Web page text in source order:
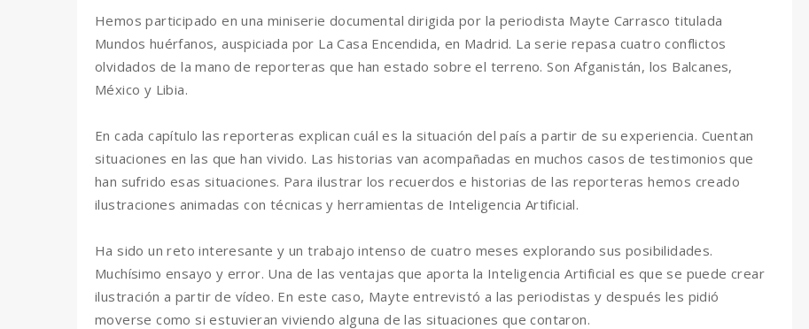
Hemos participado en una miniserie documental dirigida por la periodista Mayte Carrasco titulada
Mundos huérfanos, auspiciada por La Casa Encendida, en Madrid. La serie repasa cuatro conflictos
olvidados de la mano de reporteras que han estado sobre el terreno. Son Afganistán, los Balcanes,
México y Libia.
En cada capítulo las reporteras explican cuál es la situación del país a partir de su experiencia. Cuentan
situaciones en las que han vivido. Las historias van acompañadas en muchos casos de testimonios que
han sufrido esas situaciones. Para ilustrar los recuerdos e historias de las reporteras hemos creado
ilustraciones animadas con técnicas y herramientas de Inteligencia Artificial.
Ha sido un reto interesante y un trabajo intenso de cuatro meses explorando sus posibilidades.
Muchísimo ensayo y error. Una de las ventajas que aporta la Inteligencia Artificial es que se puede crear
ilustración a partir de vídeo. En este caso, Mayte entrevistó a las periodistas y después les pidió
moverse como si estuvieran viviendo alguna de las situaciones que contaron.